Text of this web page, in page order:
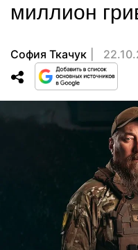
миллион
София Ткачук